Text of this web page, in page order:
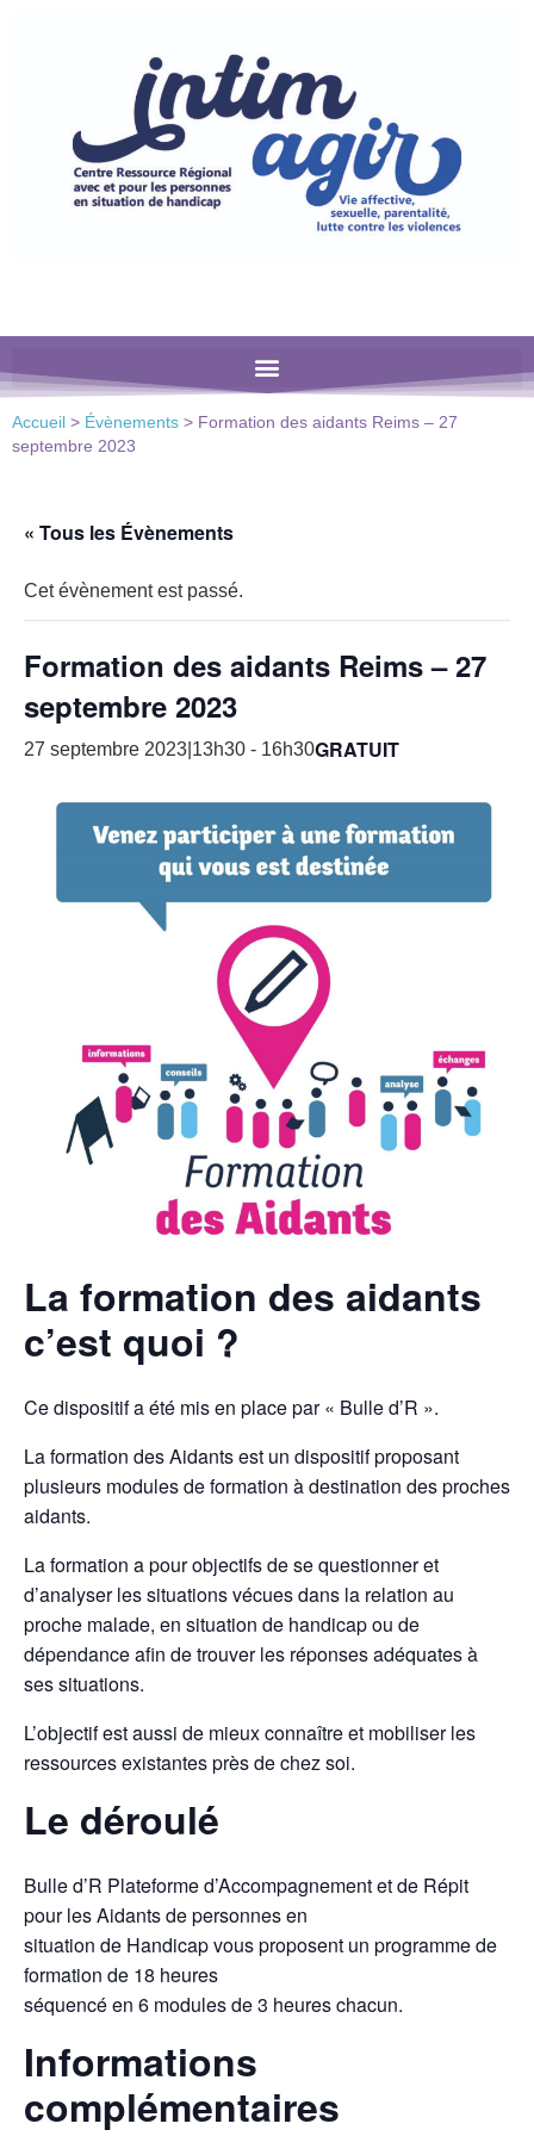
comprend
Accueil > Évènements > Formation des aidants Reims – 27
septembre 2023
« Tous les Évènements
Cet évènement est passé.
Formation des aidants Reims – 27
septembre 2023
27 septembre 2023|13h30 - 16h30GRATUIT
La formation des aidants
c’est quoi ?
Ce dispositif a été mis en place par « Bulle d’R ».
La formation des Aidants est un dispositif proposant
plusieurs modules de formation à destination des proches
aidants.
La formation a pour objectifs de se questionner et
d’analyser les situations vécues dans la relation au
proche malade, en situation de handicap ou de
dépendance afin de trouver les réponses adéquates à
ses situations.
L’objectif est aussi de mieux connaître et mobiliser les
ressources existantes près de chez soi.
Le déroulé
Bulle d’R Plateforme d’Accompagnement et de Répit
pour les Aidants de personnes en
situation de Handicap vous proposent un programme de
formation de 18 heures
séquencé en 6 modules de 3 heures chacun.
Informations
complémentaires